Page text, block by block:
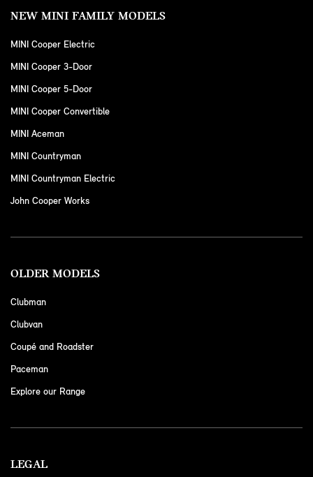
NEW MINI FAMILY MODELS
MINI Cooper Electric
MINI Cooper 3-Door
MINI Cooper 5-Door
MINI Cooper Convertible
MINI Aceman
MINI Countryman
MINI Countryman Electric
John Cooper Works
OLDER MODELS
Clubman
Clubvan
Coupé and Roadster
Paceman
Explore our Range
LEGAL